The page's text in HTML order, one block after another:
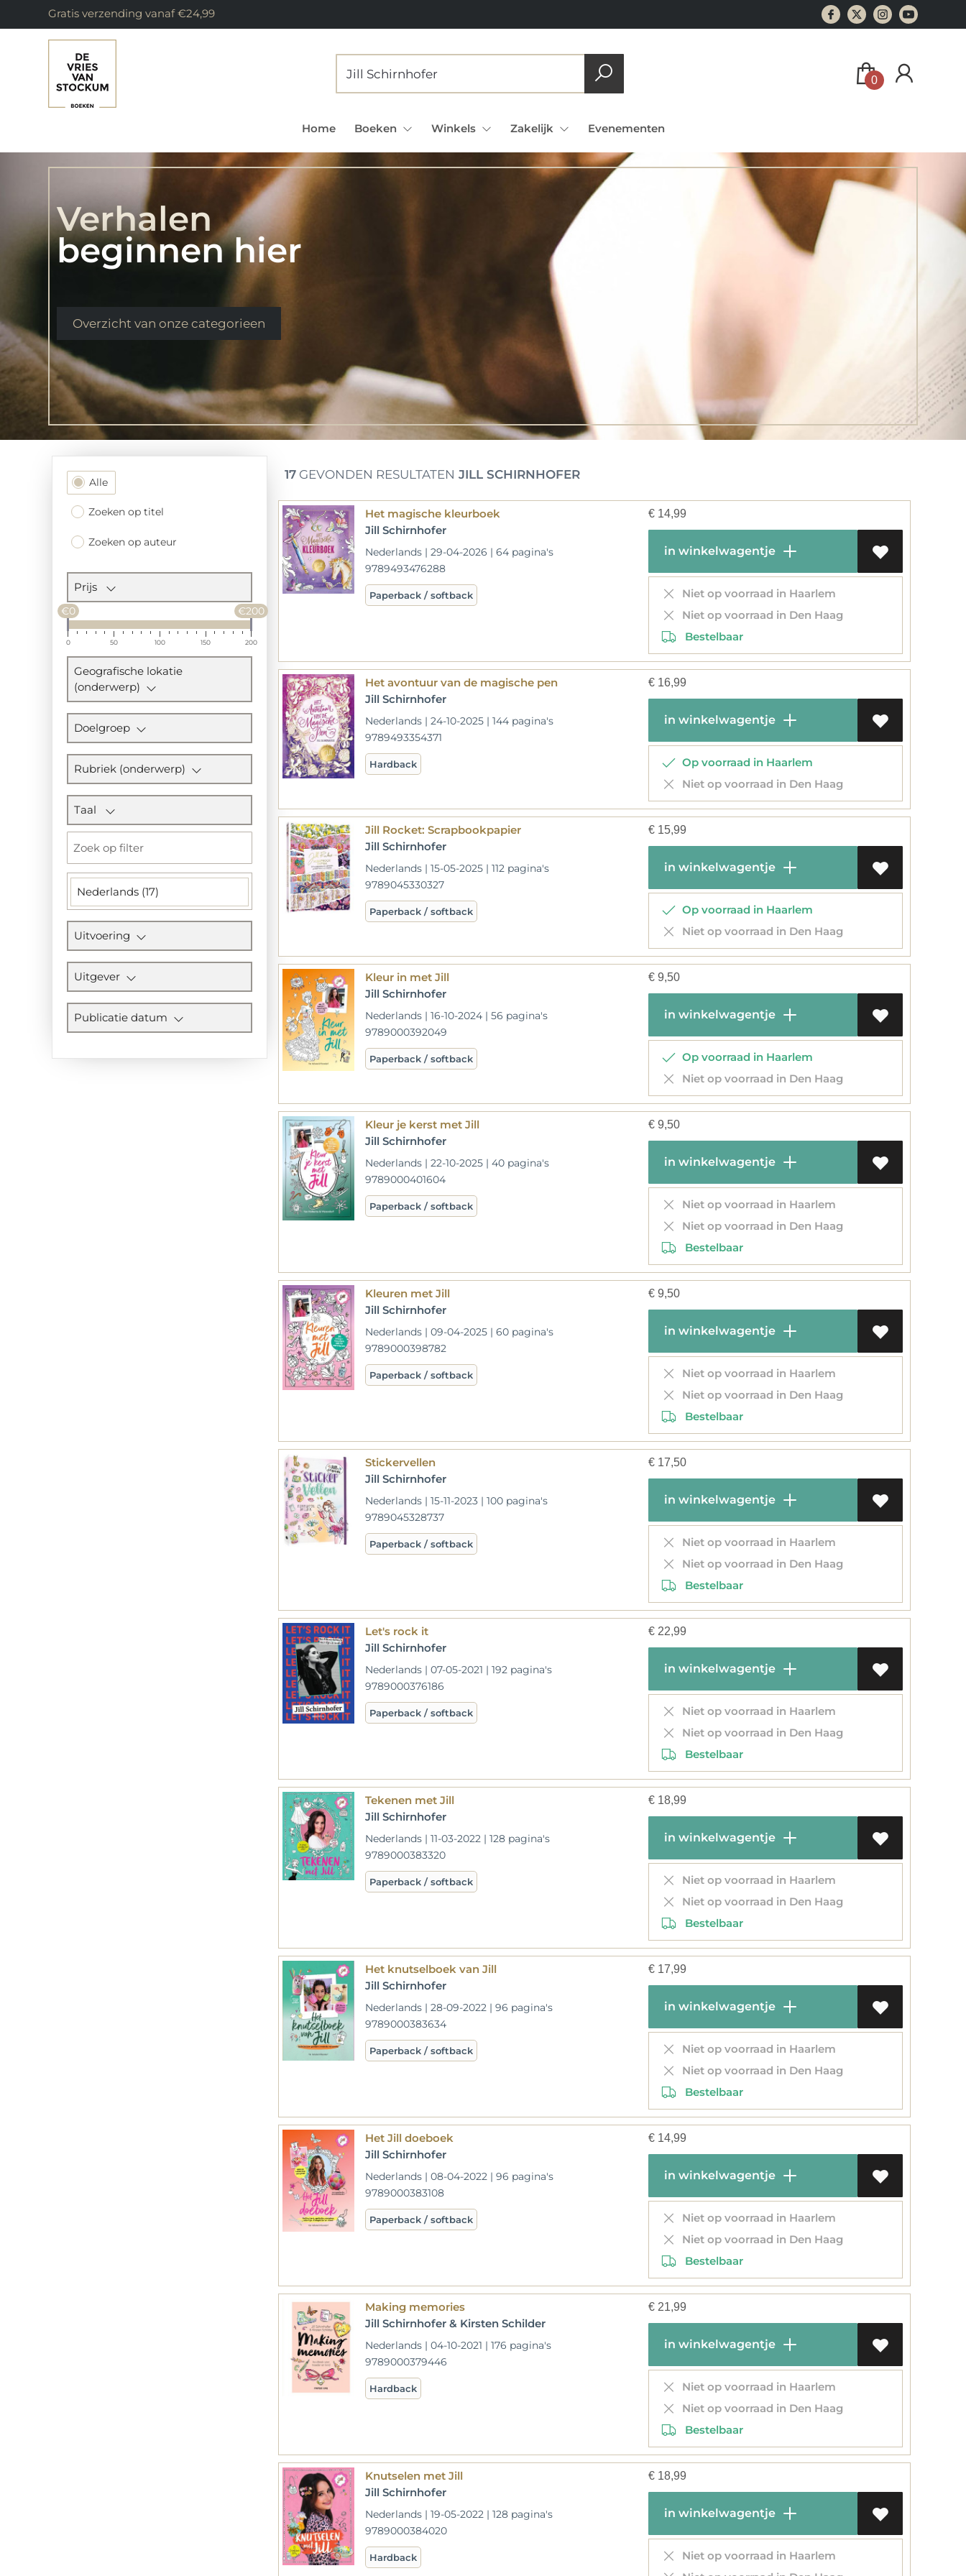
Gratis verzending vanaf €24,99
0
Home Boeken Winkels Zakelijk Evenementen
Verhalen
beginnen hier
Overzicht van onze categorieen
Filtersectie
Alle
Zoeken op titel
Zoeken op auteur
Prijs
€0 €200
0 50 100 150 200
Geografische lokatie
(onderwerp)
Doelgroep
Rubriek (onderwerp)
Taal
Nederlands (17)
Uitvoering
Uitgever
Publicatie datum
17 GEVONDEN RESULTATEN JILL SCHIRNHOFER
Het magische kleurboek
Jill Schirnhofer
Nederlands | 29-04-2026 | 64 pagina's
9789493476288
Paperback / softback
€ 14,99
in winkelwagentje
Niet op voorraad in Haarlem
Niet op voorraad in Den Haag
Bestelbaar
Het avontuur van de magische pen
Jill Schirnhofer
Nederlands | 24-10-2025 | 144 pagina's
9789493354371
Hardback
€ 16,99
in winkelwagentje
Op voorraad in Haarlem
Niet op voorraad in Den Haag
Jill Rocket: Scrapbookpapier
Jill Schirnhofer
Nederlands | 15-05-2025 | 112 pagina's
9789045330327
Paperback / softback
€ 15,99
in winkelwagentje
Op voorraad in Haarlem
Niet op voorraad in Den Haag
Kleur in met Jill
Jill Schirnhofer
Nederlands | 16-10-2024 | 56 pagina's
9789000392049
Paperback / softback
€ 9,50
in winkelwagentje
Op voorraad in Haarlem
Niet op voorraad in Den Haag
Kleur je kerst met Jill
Jill Schirnhofer
Nederlands | 22-10-2025 | 40 pagina's
9789000401604
Paperback / softback
€ 9,50
in winkelwagentje
Niet op voorraad in Haarlem
Niet op voorraad in Den Haag
Bestelbaar
Kleuren met Jill
Jill Schirnhofer
Nederlands | 09-04-2025 | 60 pagina's
9789000398782
Paperback / softback
€ 9,50
in winkelwagentje
Niet op voorraad in Haarlem
Niet op voorraad in Den Haag
Bestelbaar
Stickervellen
Jill Schirnhofer
Nederlands | 15-11-2023 | 100 pagina's
9789045328737
Paperback / softback
€ 17,50
in winkelwagentje
Niet op voorraad in Haarlem
Niet op voorraad in Den Haag
Bestelbaar
Let's rock it
Jill Schirnhofer
Nederlands | 07-05-2021 | 192 pagina's
9789000376186
Paperback / softback
€ 22,99
in winkelwagentje
Niet op voorraad in Haarlem
Niet op voorraad in Den Haag
Bestelbaar
Tekenen met Jill
Jill Schirnhofer
Nederlands | 11-03-2022 | 128 pagina's
9789000383320
Paperback / softback
€ 18,99
in winkelwagentje
Niet op voorraad in Haarlem
Niet op voorraad in Den Haag
Bestelbaar
Het knutselboek van Jill
Jill Schirnhofer
Nederlands | 28-09-2022 | 96 pagina's
9789000383634
Paperback / softback
€ 17,99
in winkelwagentje
Niet op voorraad in Haarlem
Niet op voorraad in Den Haag
Bestelbaar
Het Jill doeboek
Jill Schirnhofer
Nederlands | 08-04-2022 | 96 pagina's
9789000383108
Paperback / softback
€ 14,99
in winkelwagentje
Niet op voorraad in Haarlem
Niet op voorraad in Den Haag
Bestelbaar
Making memories
Jill Schirnhofer & Kirsten Schilder
Nederlands | 04-10-2021 | 176 pagina's
9789000379446
Hardback
€ 21,99
in winkelwagentje
Niet op voorraad in Haarlem
Niet op voorraad in Den Haag
Bestelbaar
Knutselen met Jill
Jill Schirnhofer
Nederlands | 19-05-2022 | 128 pagina's
9789000384020
Hardback
€ 18,99
in winkelwagentje
Niet op voorraad in Haarlem